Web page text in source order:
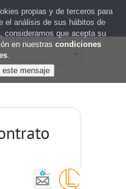
propias y de terceros para
el análisis de sus hábitos de
consideramos que acepta su
en nuestras condiciones
.